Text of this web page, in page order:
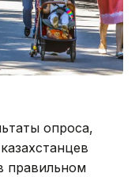
опроса,
правильном